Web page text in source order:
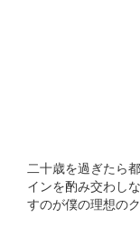
二十歳を過ぎたら
インを酌み交わし
すのが僕の理想の